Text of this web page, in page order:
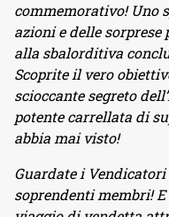
commemorativo! Uno
azioni e delle
alla sbalorditiva
Scoprite il vero
scioccante segreto
potente carrellata di
abbia mai visto!
Guardate i
soprendenti membri!